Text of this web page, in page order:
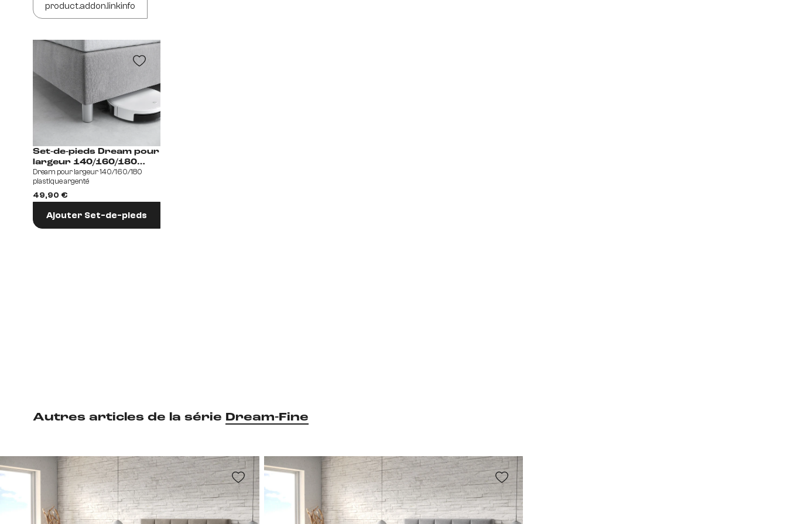
product.addon.linkinfo
Set-de-pieds Dream pour
largeur 140/160/180
plastique argenté
Fußvariantenset
Dream pour largeur 140/160/180
plastique argenté
49,90 €
Ajouter Set-de-pieds
Autres articles de la série Dream-Fine